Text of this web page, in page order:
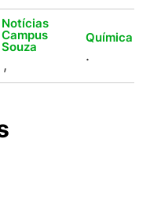
Notícias
Campus
Souza
,
Química
.